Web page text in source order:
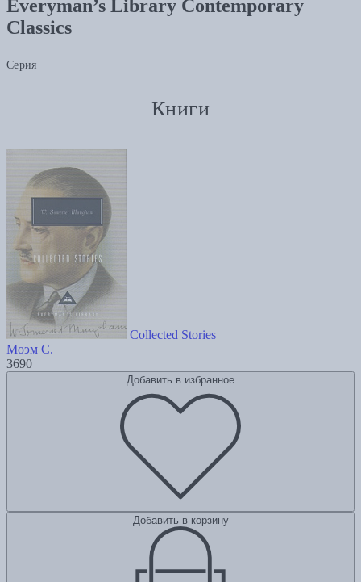
Everyman’s Library Contemporary
Classics
Серия
Книги
Collected Stories
Моэм С.
3690
Добавить в избранное
Добавить в корзину